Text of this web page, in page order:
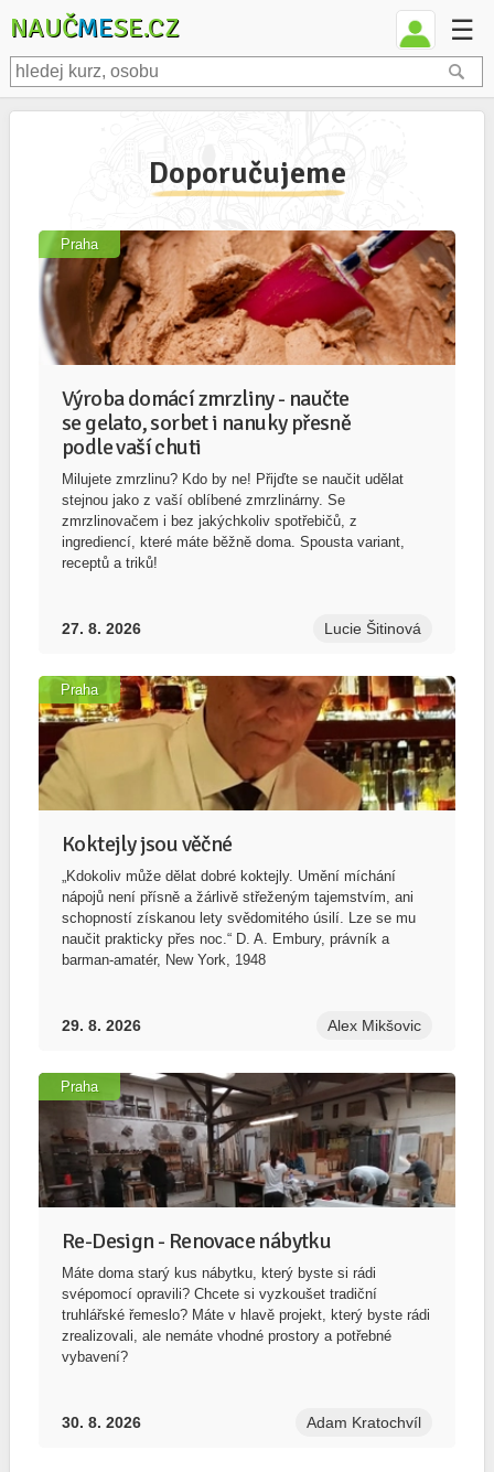
NAUČMESE.CZ ☰
Doporučujeme
Výroba domácí zmrzliny - naučte
se gelato, sorbet i nanuky přesně
podle vaší chuti
Milujete zmrzlinu? Kdo by ne! Přijďte se naučit udělat
stejnou jako z vaší oblíbené zmrzlinárny. Se
zmrzlinovačem i bez jakýchkoliv spotřebičů, z
ingrediencí, které máte běžně doma. Spousta variant,
receptů a triků!
27. 8. 2026 Lucie Šitinová
Praha
Koktejly jsou věčné
„Kdokoliv může dělat dobré koktejly. Umění míchání
nápojů není přísně a žárlivě střeženým tajemstvím, ani
schopností získanou lety svědomitého úsilí. Lze se mu
naučit prakticky přes noc.“ D. A. Embury, právník a
barman-amatér, New York, 1948
29. 8. 2026 Alex Mikšovic
Praha
Re-Design - Renovace nábytku
Máte doma starý kus nábytku, který byste si rádi
svépomocí opravili? Chcete si vyzkoušet tradiční
truhlářské řemeslo? Máte v hlavě projekt, který byste rádi
zrealizovali, ale nemáte vhodné prostory a potřebné
vybavení?
30. 8. 2026 Adam Kratochvíl
Praha